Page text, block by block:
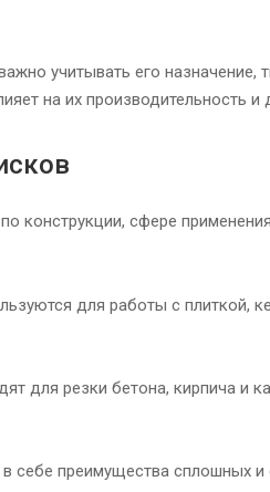
учитывать его
на их производительность и
конструкции, сфере
для работы с плиткой,
для резки бетона, кирпича и
себе преимущества сплошных